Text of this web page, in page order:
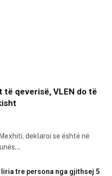
qeverisë, VLEN do të
deklaroi se është në
liria tre persona nga gjithsej 5